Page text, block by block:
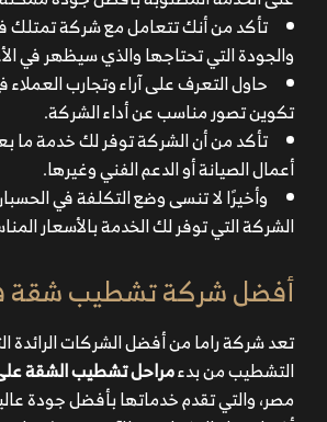
تأكد من أنك تتعامل مع شركة تمتلك
والجودة التي تحتاجها والذي سيظهر في
حاول التعرف على آراء وتجارب
تكوين تصور مناسب عن أداء الشركة.
تأكد من أن الشركة توفر لك خدمة ما
أعمال الصيانة أو الدعم الفني وغيرها.
وأخيرًا لا تنسى وضع التكلفة في
الشركة التي توفر لك الخدمة بالأسعار
أفضل شركة تشطيب شقة
تعد شركة راما من أفضل الشركات الرائدة
التشطيب من بدءمراحل تشطيب الشقة
مصر، والتي تقدم خدماتها بأفضل جودة